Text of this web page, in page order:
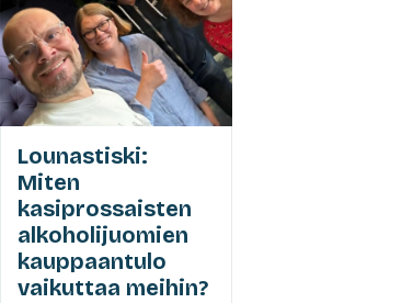
Lounastiski:
Miten
kasiprossaisten
alkoholijuomien
kauppaantulo
vaikuttaa meihin?